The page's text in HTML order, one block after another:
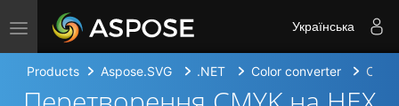
Toggle navigation Українська
Products Aspose.SVG .NET Color converter